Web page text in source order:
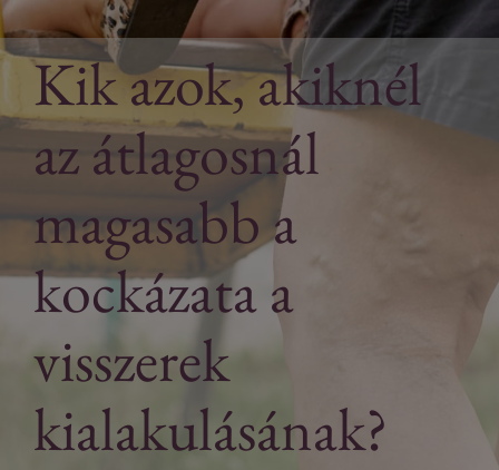
Kik azok, akiknél
az átlagosnál
magasabb a
kockázata a
visszerek
kialakulásának?